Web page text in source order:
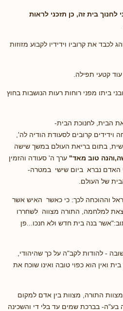
לחנוך בית זה, כן תזכני לראות
את קרוביו וידידיו לקבוע מזוזות
עוד קטעי תפילה.
ביתו מפני רוחות רעות הנושבות בחוץ
את הבית, לחנוכת הבית-
קרובים לסעודת הודיה לה',
בתום בריאת העולם במשך שישה
טוב מאד" ערך ה' סעודה והזמין
האדם נברא ביום שישי במטרה-
של העולם.
וההוכחה לכך: כי כאשר האיש אשר
למלחמה, התורה מצווה לשחררו
בנה בית חדש ולא חנכו...פן
- להודות לקב"ה על כך שהיהודי,
ואין הוא כפוי טובה ואינו שוכח את
מצוות התורה, מצוות בין אדם למקום
בע"ה- בברכת שמים עד בלי די והשכינה